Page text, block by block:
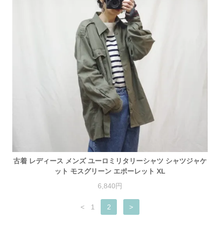
古着 レディース メンズ ユーロミリタリーシャツ シャツジャケ
ット モスグリーン エポーレット XL
6,840円
< 1 2 >